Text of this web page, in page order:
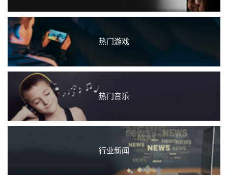
热门游戏
热门音乐
行业新闻